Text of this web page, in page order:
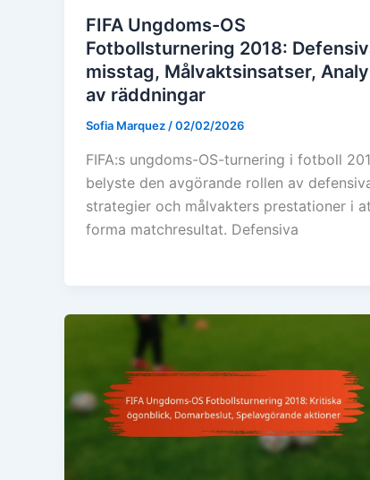
FIFA Ungdoms-OS
Fotbollsturnering 2018:
misstag, Målvaktsinsatser,
av räddningar
Sofia Marquez/02/02/2026
FIFA:s ungdoms-OS-turnering i fotboll
belyste den avgörande rollen av
strategier och målvakters prestationer i
forma matchresultat. Defensiva